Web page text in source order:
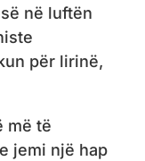
në luftën
për lirinë,
më të
jemi një hap